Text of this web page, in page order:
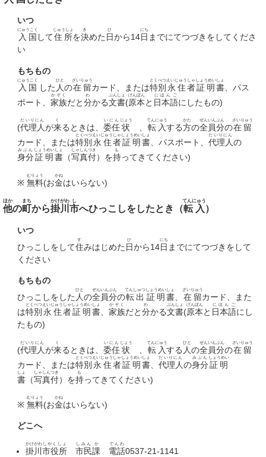
いつ
入国
にゅうこく
して住所
じゅうしょ
を決
き
めた 日
ひ
から14日
にち
までにてつづきをしてくださ
い
もちもの
入国
にゅうこく
した 人
ひと
の在留
ざいりゅう
カード、または特別
とくべつ
永住
えいじゅう
者
しゃ
証明
しょうめい
書
しょ
、パス
ポート、 家族
かぞく
だと分
わ
かる文書
ぶんしょ
(原本
げんぽん
と 日本語
にほんご
にしたもの)
(代理人
だいりにん
が来
く
るときは、 委任
いにん
状
じょう
転入
てんにゅう
する方
かた
の全員
ぜんいん
分
ぶん
の在留
ざいりゅう
カード、または特別
とくべつ
永住
えいじゅう
者
しゃ
証明
しょうめい
書
しょ
、パスポート、 代理人
だいりにん
の
身分
みぶん
証明
しょうめい
書
しょ
（写真
しゃしん
付
つき
）を持
も
ってきてください)
※ 無料
むりょう
(お金
かね
はいらない)
他
ほか
の町
まち
から掛川
かけがわ
市
し
へひっこしをしたとき（転入
てんにゅう
）
いつ
ひっこしをして住
す
みはじめた 日
ひ
から14日
にち
までにてつづきをして
ください
もちもの
ひっこしをした 人
ひと
の全員
ぜんいん
分
ぶん
の転出
てんしゅつ
証明
しょうめい
書
しょ
、 在留
ざいりゅう
カード、また
は特別
とくべつ
永住
えいじゅう
者
しゃ
証明
しょうめい
書
しょ
、 家族
かぞく
だと分
わ
かる文書
ぶんしょ
(原本
げんぽん
と 日本語
にほんご
にし
たもの)
(代理人
だいりにん
が来
く
るときは、 委任
いにん
状
じょう
転入
てんにゅう
する 人
ひと
の全員
ぜんいん
分
ぶん
の在留
ざいりゅう
カード、または特別
とくべつ
永住
えいじゅう
者
しゃ
証明
しょうめい
書
しょ
、 代理人
だいりにん
の身分
みぶん
証明
しょうめい
書
しょ
（写真
しゃしん
付
つき
）を持
も
ってきてください)
※ 無料
むりょう
(お金
かね
はいらない)
どこへ
掛川
かけがわ
市役所
しやくしょ
市民
しみん
課
か
電話
でんわ
0537-21-1141